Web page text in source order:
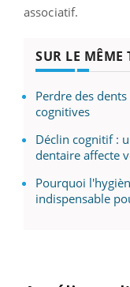
associatif.
SUR LE MÊME
Perdre des
cognitives
Déclin cognitif :
dentaire affecte
Pourquoi
indispensable